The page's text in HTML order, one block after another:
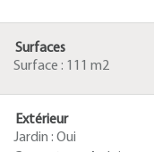
Surfaces
Surface : 111 m2
Extérieur
Jardin : Oui